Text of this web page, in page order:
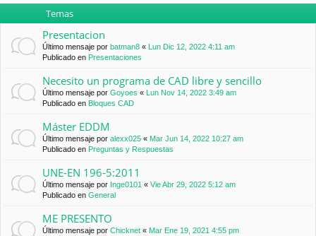
Temas
Presentacion
Último mensaje por batman8 «
Lun Dic 12, 2022 4:11 am
Publicado en Presentaciones
Necesito un programa de CAD libre y sencillo
Último mensaje por Goyoes «
Lun Nov 14, 2022 3:49 am
Publicado en Bloques CAD
Máster EDDM
Último mensaje por alexx025 « Mar Jun 14, 2022 10:27 am
Publicado en Preguntas y Respuestas
UNE-EN 196-5:2011
Último mensaje por Inge0101 « Vie Abr 29, 2022 5:12 am
Publicado en General
ME PRESENTO
Último mensaje por Chicknet « Mar Ene 19, 2021 4:55 pm